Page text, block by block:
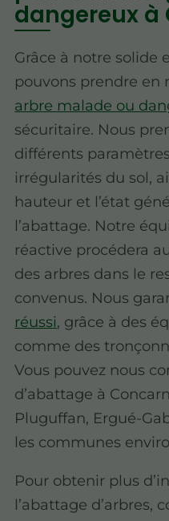
dangereux à
Grâce à notre solide
pouvons prendre en
arbre malade ou
sécuritaire. Nous
différents
irrégularités du sol,
hauteur et l’état
l’abattage. Notre
réactive procédera
des arbres dans le
convenus. Nous
réussi, grâce à des
comme des
Vous pouvez nous
d’abattage à
Pluguffan, Ergué-
les communes
Pour obtenir plus
l’abattage d’arbres,